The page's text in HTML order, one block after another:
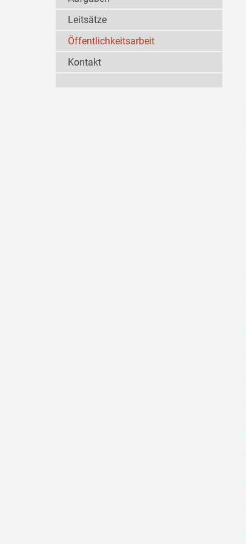
Leitsätze
Öffentlichkeitsarbeit
Kontakt